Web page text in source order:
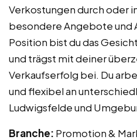
Verkostungen durch oder
besondere Angebote und
Position bist du das
und trägst mit deiner
Verkaufserfolg bei. Du
und flexibel an
Ludwigsfelde und
Branche: Promotion &